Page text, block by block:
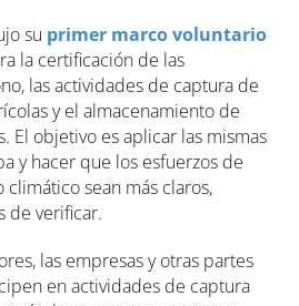
su primer marco voluntario
la certificación de las
las actividades de captura de
y el almacenamiento de
El objetivo es aplicar las mismas
y hacer que los esfuerzos de
sean más claros,
de verificar.
las empresas y otras partes
en actividades de captura